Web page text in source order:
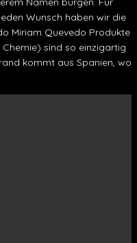
Wunsch haben wir die
Miriam Quevedo Produkte
sind so einzigartig
kommt aus Spanien, wo